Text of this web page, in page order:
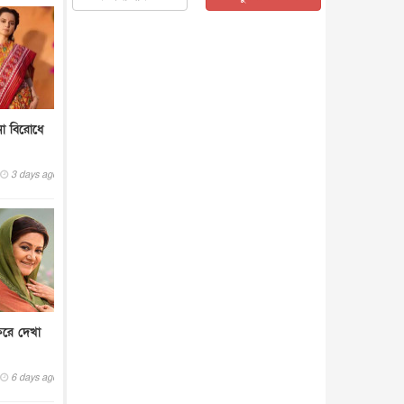
বিরোধে
3 days ago
দেখা
6 days ago
জাতীয় ৫ আগস্ট, ২০২৬